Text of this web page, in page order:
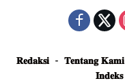
𝐑𝐞𝐝𝐚𝐤𝐬𝐢 𝐓𝐞𝐧𝐭𝐚𝐧𝐠 𝐊𝐚𝐦𝐢
𝐈𝐧𝐝𝐞𝐤𝐬